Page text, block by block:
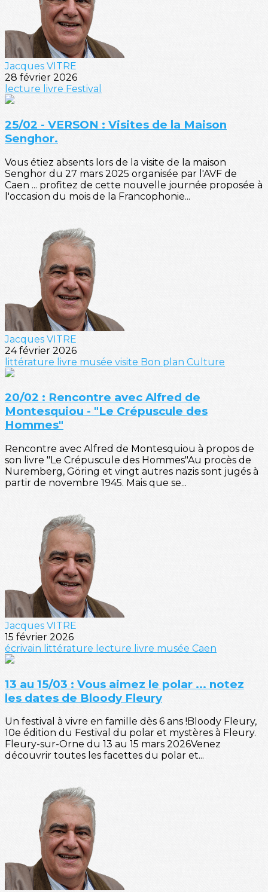
Jacques VITRE
28 février 2026
lecture livre Festival
25/02 - VERSON : Visites de la Maison
Senghor.
Vous étiez absents lors de la visite de la maison
Senghor du 27 mars 2025 organisée par l'AVF de
Caen ... profitez de cette nouvelle journée proposée à
l'occasion du mois de la Francophonie...
Jacques VITRE
24 février 2026
littérature livre musée visite Bon plan Culture
20/02 : Rencontre avec Alfred de
Montesquiou - "Le Crépuscule des
Hommes"
Rencontre avec Alfred de Montesquiou à propos de
son livre "Le Crépuscule des Hommes"Au procès de
Nuremberg, Göring et vingt autres nazis sont jugés à
partir de novembre 1945. Mais que se...
Jacques VITRE
15 février 2026
écrivain littérature lecture livre musée Caen
13 au 15/03 : Vous aimez le polar ... notez
les dates de Bloody Fleury
Un festival à vivre en famille dès 6 ans !Bloody Fleury,
10e édition du Festival du polar et mystères à Fleury.
Fleury-sur-Orne du 13 au 15 mars 2026Venez
découvrir toutes les facettes du polar et...